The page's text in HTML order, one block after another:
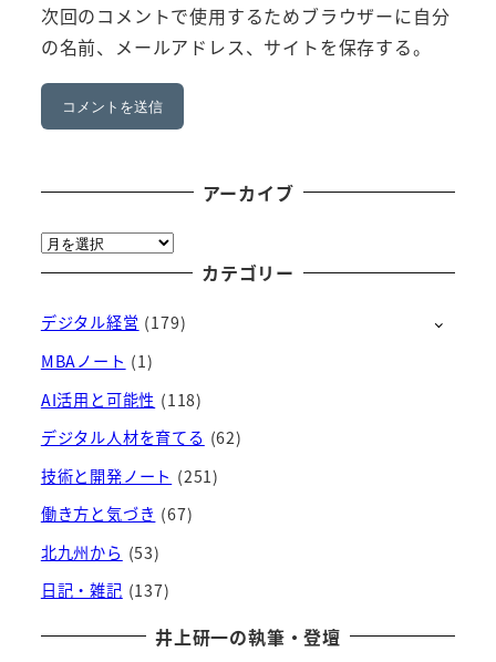
次回のコメントで使用するためブラウザーに自分
の名前、メールアドレス、サイトを保存する。
アーカイブ
ア
ー
イ
ブ
カテゴリー
デジタル経営 (179)
MBAノート (1)
AI活用と可能性 (118)
デジタル人材を育てる (62)
技術と開発ノート (251)
働き方と気づき (67)
北九州から (53)
日記・雑記 (137)
井上研一の執筆・登壇